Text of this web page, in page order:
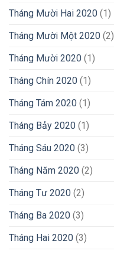
Tháng Mười Hai 2020 (1)
Tháng Mười Một 2020 (2)
Tháng Mười 2020 (1)
Tháng Chín 2020 (1)
Tháng Tám 2020 (1)
Tháng Bảy 2020 (1)
Tháng Sáu 2020 (3)
Tháng Năm 2020 (2)
Tháng Tư 2020 (2)
Tháng Ba 2020 (3)
Tháng Hai 2020 (3)